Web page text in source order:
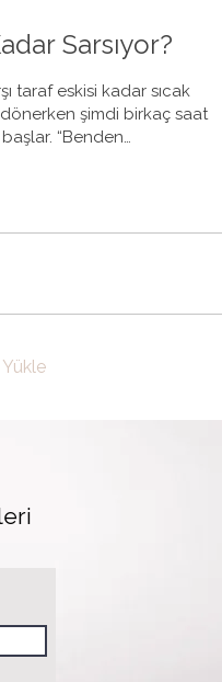
Sarsıyor?
taraf eskisi kadar sıcak
şimdi birkaç saat
“Benden
konuşulması